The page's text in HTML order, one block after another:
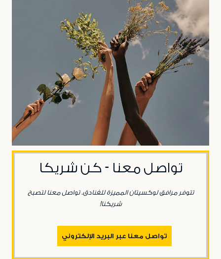
تواصل معنا - كن شريكا
تتوفر مرافق لوكسيتان المميزة للفنادق. تواصل معنا لتصبح
شريكنا!
تواصل معنا عبر البريد الإلكتروني